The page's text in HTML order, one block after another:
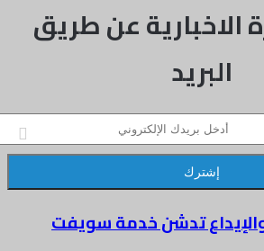
عن طريق
البريد
تدشن خدمة سويفت